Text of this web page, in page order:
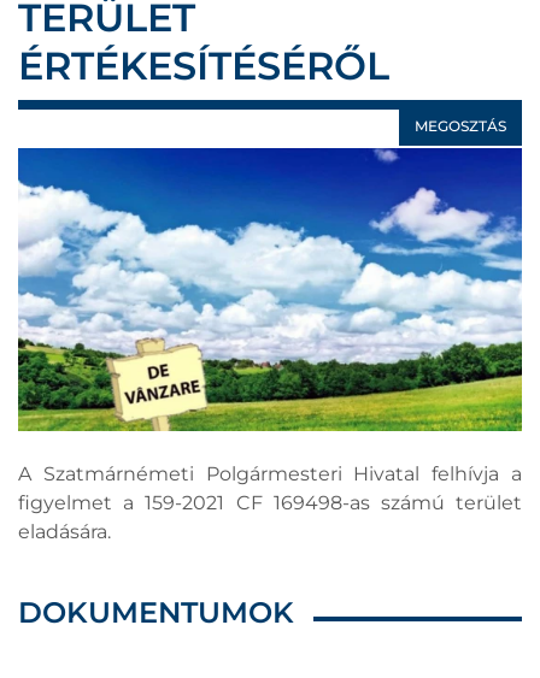
TERÜLET
ÉRTÉKESÍTÉSÉRŐL
MEGOSZTÁS
A Szatmárnémeti Polgármesteri Hivatal felhívja a
figyelmet a 159-2021 CF 169498-as számú terület
eladására.
DOKUMENTUMOK